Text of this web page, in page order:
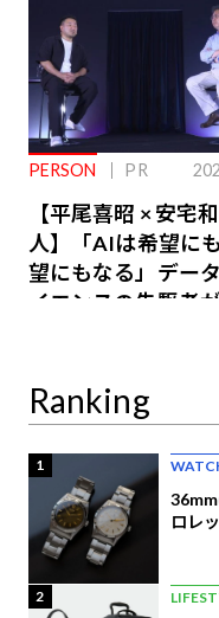
PERSON PR
【平尾喜昭 × 安宅和
人】「AIは希望に
望にもなる」デー
イエンスの先駆者が
Ranking
1
ロレ
2